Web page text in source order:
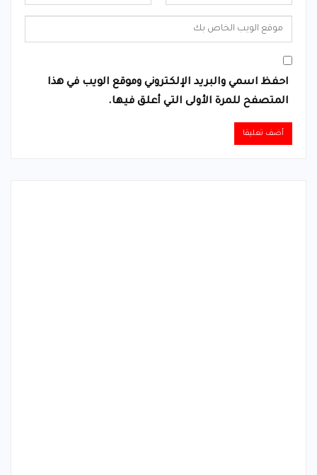
احفظ اسمي والبريد الإلكتروني وموقع الويب في هذا
المتصفح للمرة الأولى التي أعلق فيها.